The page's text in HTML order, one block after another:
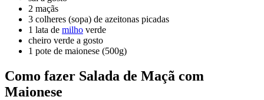
2 maçãs
3 colheres (sopa) de azeitonas picadas
1 lata de milho verde
cheiro verde a gosto
1 pote de maionese (500g)
Como fazer Salada de Maçã com
Maionese